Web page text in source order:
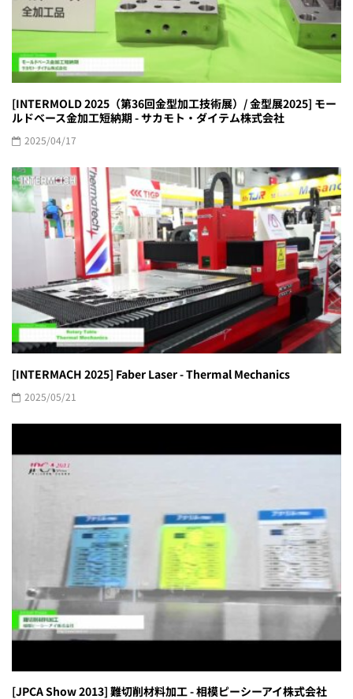
[INTERMOLD 2025（第36回金型加工技術展）/ 金型展2025] モー
ルドベース金加工短納期 - サカモト・ダイテム株式会社
2025/04/17
[INTERMACH 2025] Faber Laser - Thermal Mechanics
2025/05/21
[JPCA Show 2013] 難切削材料加工 - 相模ピーシーアイ株式会社